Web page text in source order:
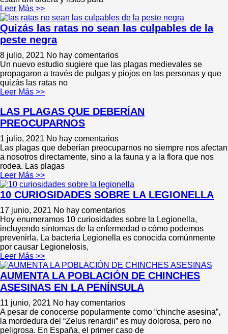
Leer Más >>
Quizás las ratas no sean las culpables de la
peste negra
8 julio, 2021 No hay comentarios
Un nuevo estudio sugiere que las plagas medievales se
propagaron a través de pulgas y piojos en las personas y que
quizás las ratas no
Leer Más >>
LAS PLAGAS QUE DEBERÍAN
PREOCUPARNOS
1 julio, 2021 No hay comentarios
Las plagas que deberían preocuparnos no siempre nos afectan
a nosotros directamente, sino a la fauna y a la flora que nos
rodea. Las plagas
Leer Más >>
10 CURIOSIDADES SOBRE LA LEGIONELLA
17 junio, 2021 No hay comentarios
Hoy enumeramos 10 curiosidades sobre la Legionella,
incluyendo síntomas de la enfermedad o cómo podemos
prevenirla. La bacteria Legionella es conocida comúnmente
por causar Legionelosis,
Leer Más >>
AUMENTA LA POBLACIÓN DE CHINCHES
ASESINAS EN LA PENÍNSULA
11 junio, 2021 No hay comentarios
A pesar de conocerse popularmente como “chinche asesina”,
la mordedura del “Zelus renardii” es muy dolorosa, pero no
peligrosa. En España, el primer caso de